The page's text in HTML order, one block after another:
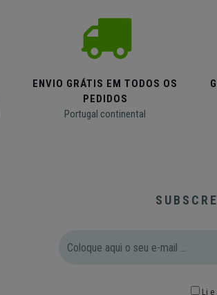
ENVIO GRÁTIS EM TODOS OS
PEDIDOS
Portugal continental
Li e